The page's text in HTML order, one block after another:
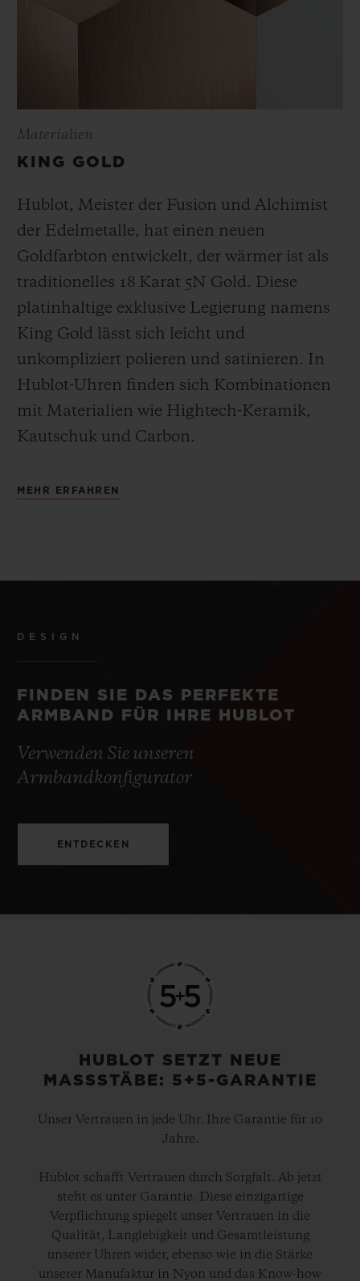
Materialien
KING GOLD
Hublot, Meister der Fusion und Alchimist
der Edelmetalle, hat einen neuen
Goldfarbton entwickelt, der wärmer ist als
traditionelles 18 Karat 5N Gold. Diese
platinhaltige exklusive Legierung namens
King Gold lässt sich leicht und
unkompliziert polieren und satinieren. In
Hublot-Uhren finden sich Kombinationen
mit Materialien wie Hightech-Keramik,
Kautschuk und Carbon.
MEHR ERFAHREN
DESIGN
FINDEN SIE DAS PERFEKTE
ARMBAND FÜR IHRE HUBLOT
Verwenden Sie unseren
Armbandkonfigurator
ENTDECKEN
HUBLOT SETZT NEUE
MASSSTÄBE: 5+5-GARANTIE
Unser Vertrauen in jede Uhr. Ihre Garantie für 10
Jahre.
Hublot schafft Vertrauen durch Sorgfalt. Ab jetzt
steht es unter Garantie. Diese einzigartige
Verpflichtung spiegelt unser Vertrauen in die
Qualität, Langlebigkeit und Gesamtleistung
unserer Uhren wider, ebenso wie in die Stärke
unserer Manufaktur in Nyon und das Know-how